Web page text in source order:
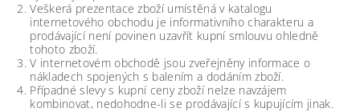
Veškerá prezentace zboží umístěná v katalogu
internetového obchodu je informativního charakteru a
prodávající není povinen uzavřít kupní smlouvu ohledně
tohoto zboží.
V internetovém obchodě jsou zveřejněny informace o
nákladech spojených s balením a dodáním zboží.
Případné slevy s kupní ceny zboží nelze navzájem
kombinovat, nedohodne-li se prodávající s kupujícím jinak.